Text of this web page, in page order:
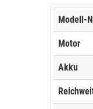
Modell-
Motor
Akku